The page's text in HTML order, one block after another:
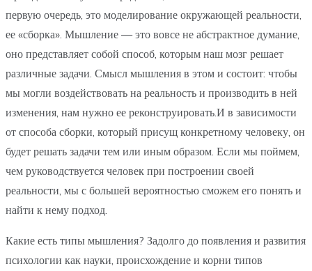
первую очередь, это моделирование окружающей реальности,
ее «сборка». Мышление — это вовсе не абстрактное думание,
оно представляет собой способ, которым наш мозг решает
различные задачи. Смысл мышления в этом и состоит: чтобы
мы могли воздействовать на реальность и производить в ней
изменения, нам нужно ее реконструировать.И в зависимости
от способа сборки, который присущ конкретному человеку, он
будет решать задачи тем или иным образом. Если мы поймем,
чем руководствуется человек при построении своей
реальности, мы с большей вероятностью сможем его понять и
найти к нему подход.
Какие есть типы мышления? Задолго до появления и развития
психологии как науки, происхождение и корни типов